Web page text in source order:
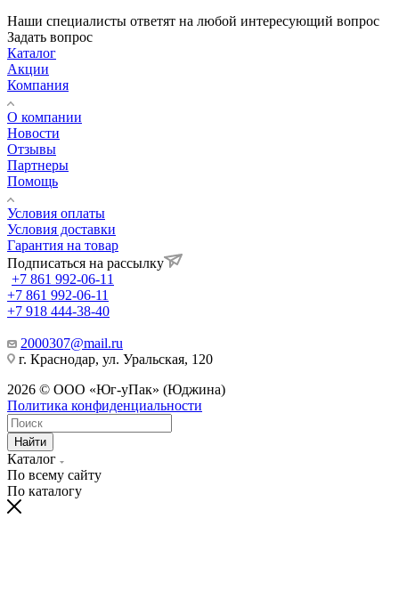
Наши специалисты ответят на любой интересующий вопрос
Задать вопрос
Каталог
Акции
Компания
О компании
Новости
Отзывы
Партнеры
Помощь
Условия оплаты
Условия доставки
Гарантия на товар
Подписаться на рассылку
+7 861 992-06-11
+7 861 992-06-11
+7 918 444-38-40
2000307@mail.ru
г. Краснодар, ул. Уральская, 120
2026 © ООО «Юг-уПак» (Юджина)
Политика конфиденциальности
Найти
Каталог
По всему сайту
По каталогу